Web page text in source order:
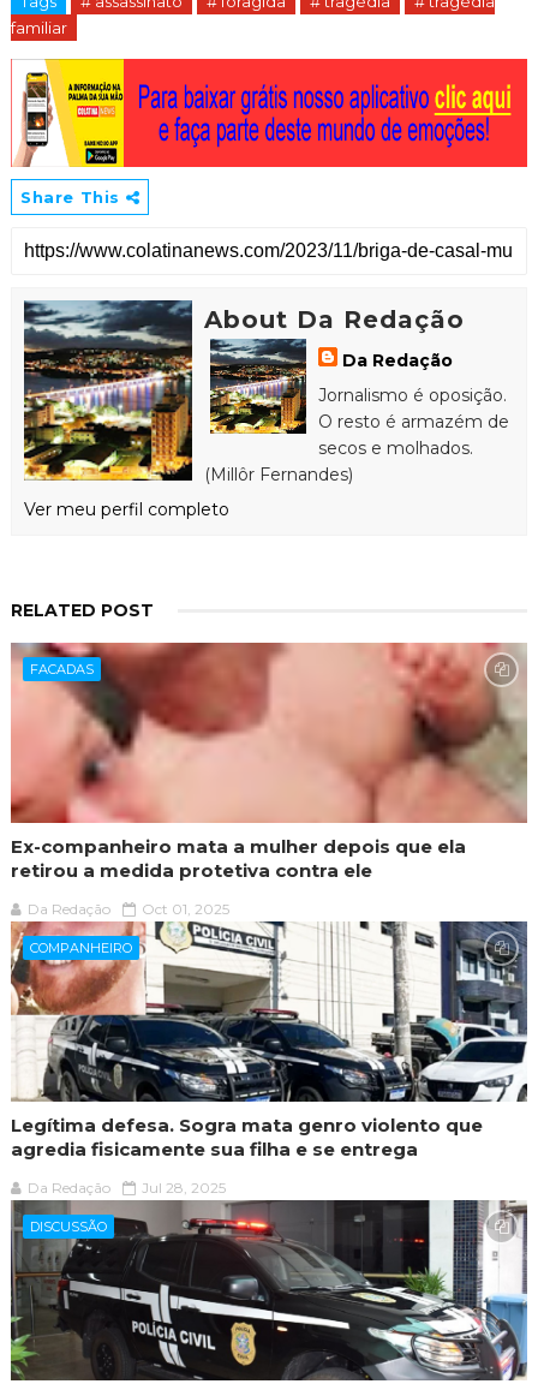
familiar
Share This
About Da Redação
Da Redação
Jornalismo é oposição.
O resto é armazém de
secos e molhados.
(Millôr Fernandes)
Ver meu perfil completo
RELATED POST
FACADAS
Ex-companheiro mata a mulher depois que ela
retirou a medida protetiva contra ele
Da Redação Oct 01, 2025
COMPANHEIRO
Legítima defesa. Sogra mata genro violento que
agredia fisicamente sua filha e se entrega
Da Redação Jul 28, 2025
DISCUSSÃO